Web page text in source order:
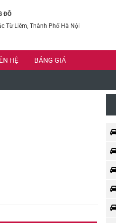
ĐÔ
Từ Liêm, Thành Phố Hà Nội
HỆ BẢNG GIÁ